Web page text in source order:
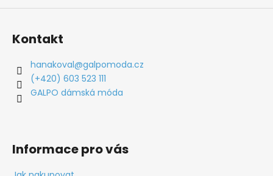
Kontakt
hanakoval@galpomoda.cz
(+420) 603 523 111
GALPO dámská móda
Informace pro vás